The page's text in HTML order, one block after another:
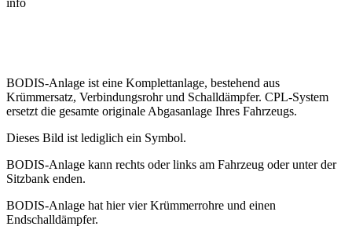
info
BODIS-Anlage ist eine Komplettanlage, bestehend aus
Krümmersatz, Verbindungsrohr und Schalldämpfer. CPL-System
ersetzt die gesamte originale Abgasanlage Ihres Fahrzeugs.
Dieses Bild ist lediglich ein Symbol.
BODIS-Anlage kann rechts oder links am Fahrzeug oder unter der
Sitzbank enden.
BODIS-Anlage hat hier vier Krümmerrohre und einen
Endschalldämpfer.